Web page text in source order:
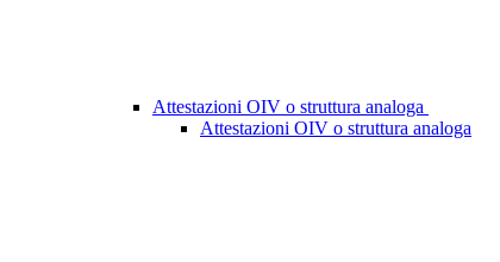
Attestazioni OIV o struttura analoga
Attestazioni OIV o struttura analoga